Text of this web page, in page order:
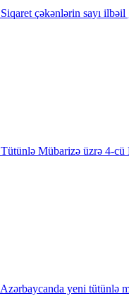
Siqaret çəkənlərin sayı
Tütünlə Mübarizə üzrə 4-
Azərbaycanda yeni tütünlə